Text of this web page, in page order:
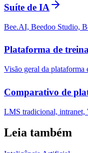
Suíte de IA
Bee.AI, Beedoo Studio,
Plataforma de
Visão geral da plataforma
Comparativo de
LMS tradicional, intranet,
Leia também